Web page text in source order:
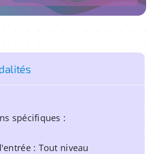
spécifiques :
: Tout niveau